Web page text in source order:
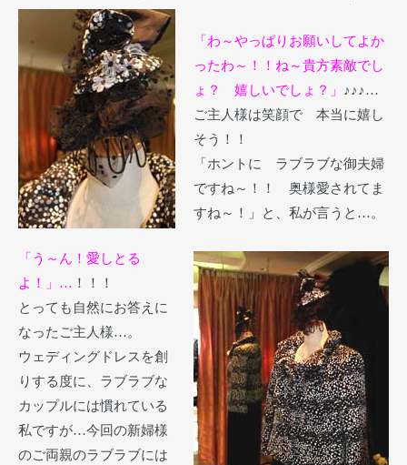
「わ～やっぱりお願いしてよか
ったわ～！！ね～貴方素敵でし
ょ？ 嬉しいでしょ？」 ♪♪♪…
ご主人様は笑顔で 本当に嬉し
そう！！
「ホントに ラブラブな御夫婦
ですね～！！ 奥様愛されてま
すね～！」と、私が言うと…。
「う～ん！愛しとる
よ！」… ！！！
とっても自然にお答えに
なったご主人様…。
ウェディングドレスを創
りする度に、ラブラブな
カップルには慣れている
私ですが…今回の新婦様
のご両親のラブラブには